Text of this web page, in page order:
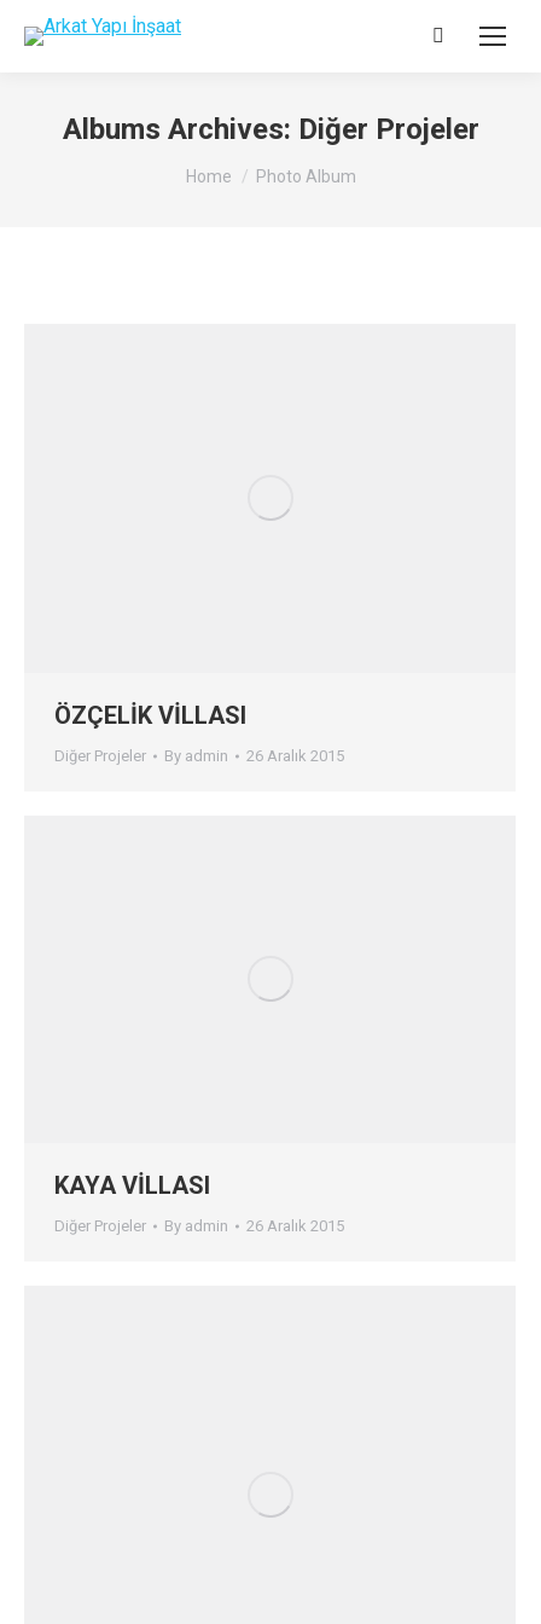
Search:
Albums Archives: Diğer Projeler
You are here:
Home Photo Album
ÖZÇELİK VİLLASI
Diğer Projeler By admin 26 Aralık 2015
KAYA VİLLASI
Diğer Projeler By admin 26 Aralık 2015